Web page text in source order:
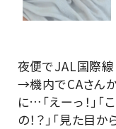
夜便でJAL国際
→機内でCAさん
に…「えーっ！」
の！？」「見た目か